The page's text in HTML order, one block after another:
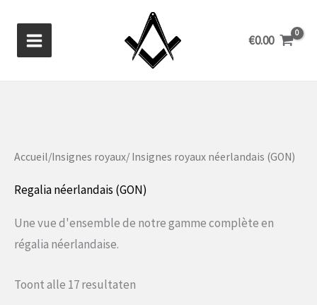
contenu
€0.00
Accueil/Insignes royaux/ Insignes royaux néerlandais (GON)
Regalia néerlandais (GON)
Une vue d'ensemble de notre gamme complète en
régalia néerlandaise.
Toont alle 17 resultaten